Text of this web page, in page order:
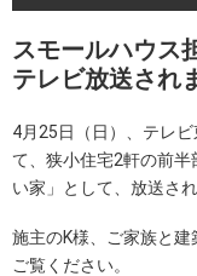
スモールハウス
テレビ放送され
4月25日（日）、テレ
て、狭小住宅2軒の前
い家」として、放送され
施主のK様、ご家族と建
ご覧ください。